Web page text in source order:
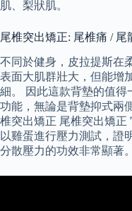
肌、梨狀肌。
尾椎突出矯正: 尾椎痛 / 尾
不同於健身，皮拉提斯在
表面大肌群壯大，但能增
細。 因此這款背墊的值得
功能，無論是背墊抑式兩
椎突出矯正 尾椎突出矯正
以雞蛋進行壓力測試，證
分散壓力的功效非常顯著。